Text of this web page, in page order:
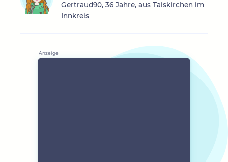
Gertraud90, 36 Jahre, aus Taiskirchen im
Innkreis